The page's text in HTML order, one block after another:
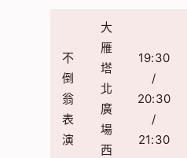
不
倒
翁
表
演
大
雁
塔
北
廣
場
西
19:30
/
20:30
/
21:30